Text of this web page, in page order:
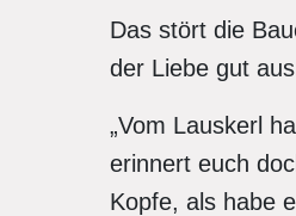
Das stört die
der Liebe gut
„Vom Lauskerl
erinnert euch
Kopfe, als habe